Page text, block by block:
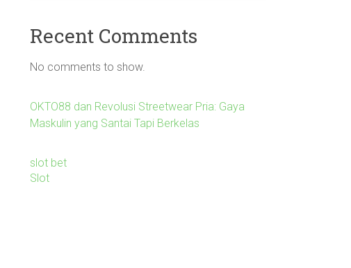
Recent Comments
No comments to show.
OKTO88 dan Revolusi Streetwear Pria: Gaya
Maskulin yang Santai Tapi Berkelas
slot bet
Slot